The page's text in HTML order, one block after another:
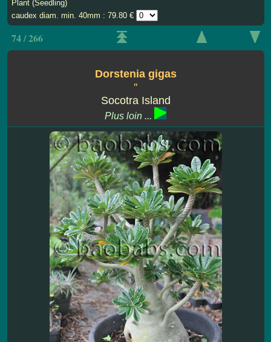
Plant (Seedling)
caudex diam. min. 40mm : 79.80 €
74 / 266
Dorstenia gigas
''
Socotra Island
Plus loin ...